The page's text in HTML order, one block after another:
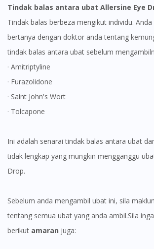
You are currently on
site.
To serve you better, would you like to
DoctorOnCall Singapore
Tindak balas antara ubat Allersine Eye
Tindak balas berbeza mengikut individu. Anda digalakkan untuk
bertanya dengan doktor anda tentang
tindak balas antara ubat sebelum
· Amitriptyline
· Furazolidone
· Saint John's Wort
· Tolcapone
Ini adalah senarai tindak balas antara ubat dan penyakit yang
tidak lengkap yang mungkin mengganggu
Drop.
Sebelum anda mengambil ubat ini, sila maklumkan doktor anda
tentang semua ubat yang anda ambil.Sila
berikut amaran juga: